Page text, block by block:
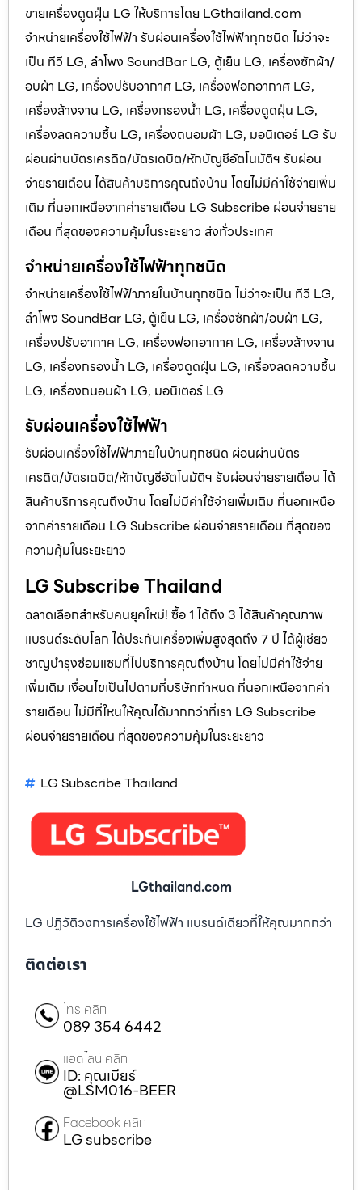
ขายเครื่องดูดฝุ่น LG ให้บริการโดย LGthailand.com
จำหน่ายเครื่องใช้ไฟฟ้า รับผ่อนเครื่องใช้ไฟฟ้าทุกชนิด ไม่ว่าจะ
เป็น ทีวี LG, ลำโพง SoundBar LG, ตู้เย็น LG, เครื่องซักผ้า/
อบผ้า LG, เครื่องปรับอากาศ LG, เครื่องฟอกอากาศ LG,
เครื่องล้างจาน LG, เครื่องกรองน้ำ LG, เครื่องดูดฝุ่น LG,
เครื่องลดความชื้น LG, เครื่องถนอมผ้า LG, มอนิเตอร์ LG รับ
ผ่อนผ่านบัตรเครดิต/บัตรเดบิต/หักบัญชีอัตโนมัติฯ รับผ่อน
จ่ายรายเดือน ได้สินค้าบริการคุณถึงบ้าน โดยไม่มีค่าใช้จ่ายเพิ่ม
เติม ที่นอกเหนือจากค่ารายเดือน LG Subscribe ผ่อนจ่ายราย
เดือน ที่สุดของความคุ้มในระยะยาว ส่งทั่วประเทศ
จำหน่ายเครื่องใช้ไฟฟ้าทุกชนิด
จำหน่ายเครื่องใช้ไฟฟ้าภายในบ้านทุกชนิด ไม่ว่าจะเป็น ทีวี LG,
ลำโพง SoundBar LG, ตู้เย็น LG, เครื่องซักผ้า/อบผ้า LG,
เครื่องปรับอากาศ LG, เครื่องฟอกอากาศ LG, เครื่องล้างจาน
LG, เครื่องกรองน้ำ LG, เครื่องดูดฝุ่น LG, เครื่องลดความชื้น
LG, เครื่องถนอมผ้า LG, มอนิเตอร์ LG
รับผ่อนเครื่องใช้ไฟฟ้า
รับผ่อนเครื่องใช้ไฟฟ้าภายในบ้านทุกชนิด ผ่อนผ่านบัตร
เครดิต/บัตรเดบิต/หักบัญชีอัตโนมัติฯ รับผ่อนจ่ายรายเดือน ได้
สินค้าบริการคุณถึงบ้าน โดยไม่มีค่าใช้จ่ายเพิ่มเติม ที่นอกเหนือ
จากค่ารายเดือน LG Subscribe ผ่อนจ่ายรายเดือน ที่สุดของ
ความคุ้มในระยะยาว
LG Subscribe Thailand
ฉลาดเลือกสำหรับคนยุคใหม่! ซื้อ 1 ได้ถึง 3 ได้สินค้าคุณภาพ
แบรนด์ระดับโลก ได้ประกันเครื่องเพิ่มสูงสุดถึง 7 ปี ได้ผู้เชียว
ชาญบำรุงซ่อมแซมที่ไปบริการคุณถึงบ้าน โดยไม่มีค่าใช้จ่าย
เพิ่มเติม เงื่อนไขเป็นไปตามที่บริษัทกำหนด ที่นอกเหนือจากค่า
รายเดือน ไม่มีที่ใหนให้คุณได้มากกว่าที่เรา LG Subscribe
ผ่อนจ่ายรายเดือน ที่สุดของความคุ้มในระยะยาว
LG Subscribe Thailand
LGthailand.com
LG ปฏิวัติวงการเครื่องใช้ไฟฟ้า แบรนด์เดียวที่ให้คุณมากกว่า
ติดต่อเรา
โทร คลิก
089 354 6442
แอดไลน์ คลิก
ID: คุณเบียร์
@LSM016-BEER
Facebook คลิก
LG subscribe